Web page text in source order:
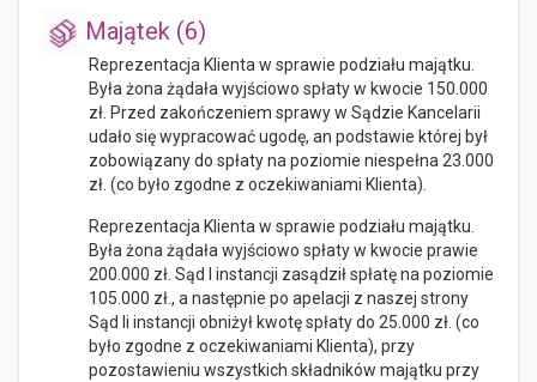
Majątek (6)
Reprezentacja Klienta w sprawie podziału majątku.
Była żona żądała wyjściowo spłaty w kwocie 150.000
zł. Przed zakończeniem sprawy w Sądzie Kancelarii
udało się wypracować ugodę, an podstawie której był
zobowiązany do spłaty na poziomie niespełna 23.000
zł. (co było zgodne z oczekiwaniami Klienta).
Reprezentacja Klienta w sprawie podziału majątku.
Była żona żądała wyjściowo spłaty w kwocie prawie
200.000 zł. Sąd I instancji zasądził spłatę na poziomie
105.000 zł., a następnie po apelacji z naszej strony
Sąd Ii instancji obniżył kwotę spłaty do 25.000 zł. (co
było zgodne z oczekiwaniami Klienta), przy
pozostawieniu wszystkich składników majątku przy